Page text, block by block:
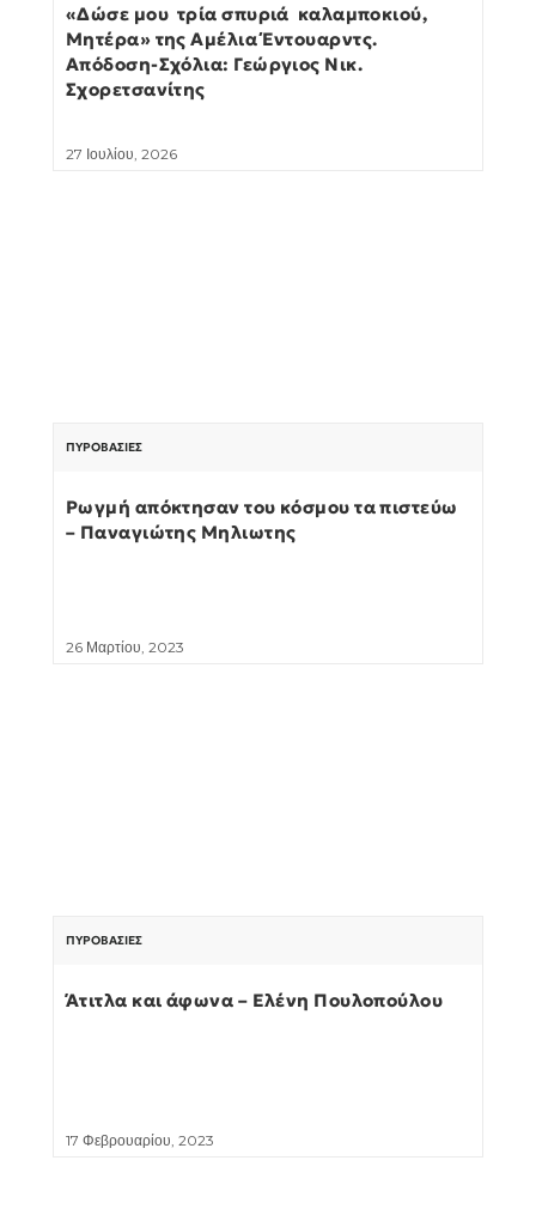
«Δώσε μου τρία σπυριά καλαμποκιού,
Μητέρα» της Αμέλια Έντουαρντς.
Απόδοση-Σχόλια: Γεώργιος Νικ.
Σχορετσανίτης
27 Ιουλίου, 2026
ΠΥΡΟΒΑΣΊΕΣ
Ρωγμή απόκτησαν του κόσμου τα πιστεύω
– Παναγιώτης Μηλιωτης
26 Μαρτίου, 2023
ΠΥΡΟΒΑΣΊΕΣ
Άτιτλα και άφωνα – Ελένη Πουλοπούλου
17 Φεβρουαρίου, 2023